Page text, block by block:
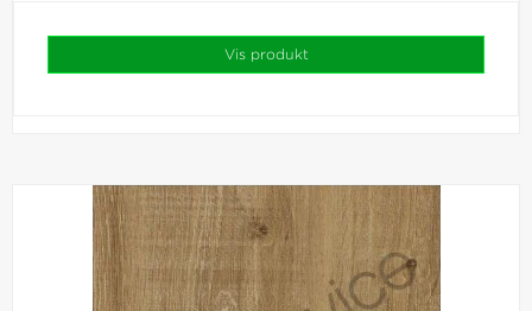
Vis produkt